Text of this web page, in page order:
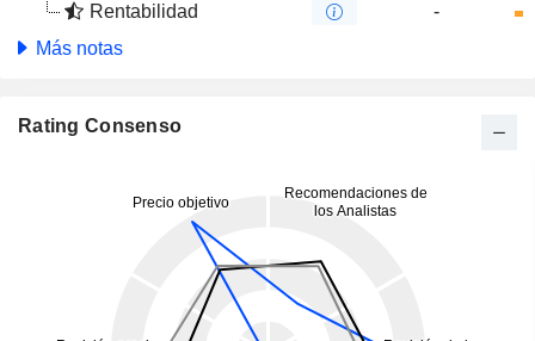
Rentabilidad
-
Más notas
Rating Consenso